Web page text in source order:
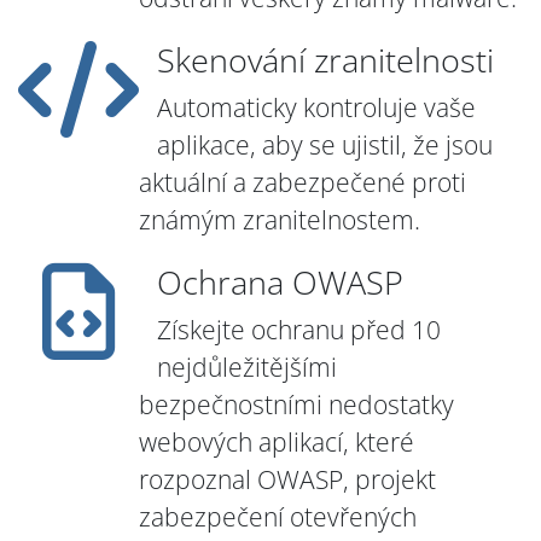
Skenování zranitelnosti
Automaticky kontroluje vaše
aplikace, aby se ujistil, že jsou
aktuální a zabezpečené proti
známým zranitelnostem.
Ochrana OWASP
Získejte ochranu před 10
nejdůležitějšími
bezpečnostními nedostatky
webových aplikací, které
rozpoznal OWASP, projekt
zabezpečení otevřených